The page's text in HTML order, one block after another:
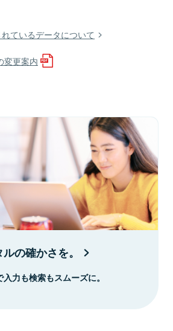
ているデータについて
変更案内
の確かさを。
力も検索もスムーズに。